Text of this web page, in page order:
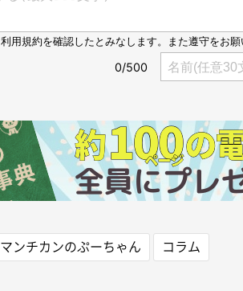
マンチカンのぷーちゃん コラム